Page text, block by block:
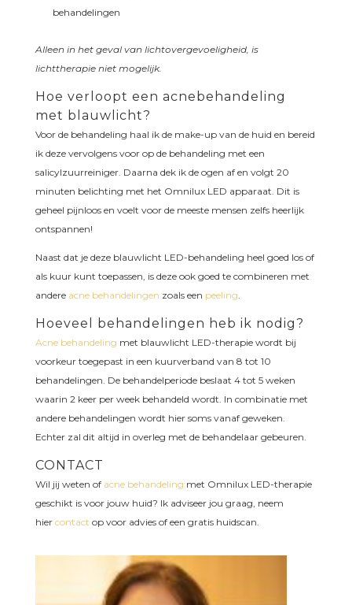
behandelingen
Alleen in het geval van lichtovergevoeligheid, is
lichttherapie niet mogelijk.
Hoe verloopt een acnebehandeling
met blauwlicht?
Voor de behandeling haal ik de make-up van de huid en bereid
ik deze vervolgens voor op de behandeling met een
salicylzuurreiniger. Daarna dek ik de ogen af en volgt 20
minuten belichting met het Omnilux LED apparaat. Dit is
geheel pijnloos en voelt voor de meeste mensen zelfs heerlijk
ontspannen!
Naast dat je deze blauwlicht LED-behandeling heel goed los of
als kuur kunt toepassen, is deze ook goed te combineren met
andere acne behandelingen zoals een peeling.
Hoeveel behandelingen heb ik nodig?
Acne behandeling met blauwlicht LED-therapie wordt bij
voorkeur toegepast in een kuurverband van 8 tot 10
behandelingen. De behandelperiode beslaat 4 tot 5 weken
waarin 2 keer per week behandeld wordt. In combinatie met
andere behandelingen wordt hier soms vanaf geweken.
Echter zal dit altijd in overleg met de behandelaar gebeuren.
CONTACT
Wil jij weten of acne behandeling met Omnilux LED-therapie
geschikt is voor jouw huid? Ik adviseer jou graag, neem
hier contact op voor advies of een gratis huidscan.